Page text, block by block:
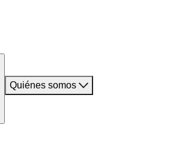
Quiénes somos